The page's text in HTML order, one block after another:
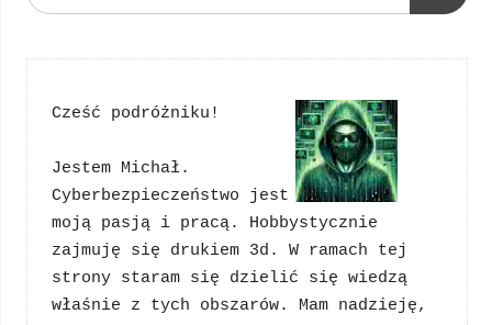
Cześć podróżniku!
Jestem Michał.
Cyberbezpieczeństwo jest
moją pasją i pracą. Hobbystycznie
zajmuję się drukiem 3d. W ramach tej
strony staram się dzielić się wiedzą
właśnie z tych obszarów. Mam nadzieję,